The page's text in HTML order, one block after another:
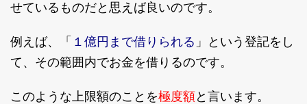
せているものだと思えば良いのです。
例えば、「 １億円まで借りられる 」という登記をし
て、その範囲内でお金を借りるのです。
このような上限額のことを極度額と言います。